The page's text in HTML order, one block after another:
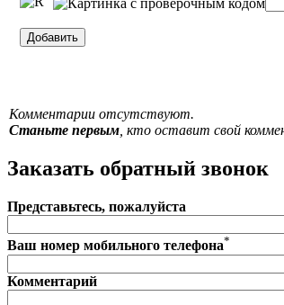
Комментарии отсутствуют.
Станьте первым, кто оставит свой
Заказать обратный звонок
Представьтесь, пожалуйста
Ваш номер мобильного телефона*
Комментарий